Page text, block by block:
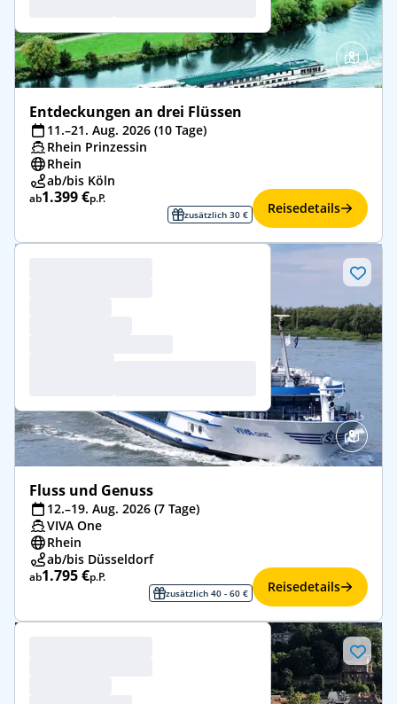
Entdeckungen an drei Flüssen
11.–21. Aug. 2026 (10 Tage)
Rhein Prinzessin
Rhein
ab/bis Köln
ab1.399 €p.P.
zusätzlich 30 € Reisedetails
Fluss und Genuss
12.–19. Aug. 2026 (7 Tage)
VIVA One
Rhein
ab/bis Düsseldorf
ab1.795 €p.P.
zusätzlich 40 - 60 € Reisedetails